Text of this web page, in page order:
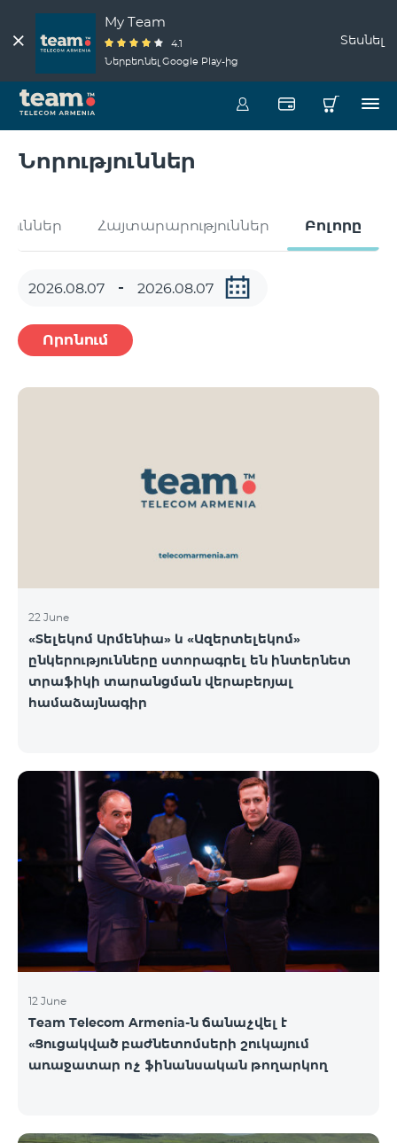
My Team
4.1
Ներբեռնել Google Play-ից
Տեսնել
Նորություններ
Հայտարարություններ Բոլորը
Որոնում
22 June
«Տելեկոմ Արմենիա» և «Ազերտելեկոմ»
ընկերությունները ստորագրել են ինտերնետ
տրաֆիկի տարանցման վերաբերյալ
համաձայնագիր
12 June
Team Telecom Armenia-ն ճանաչվել է
«Ցուցակված բաժնետոմսերի շուկայում
առաջատար ոչ ֆինանսական թողարկող